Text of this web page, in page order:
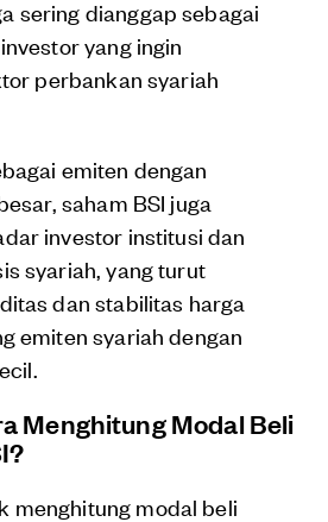
sering dianggap sebagai
yang ingin
perbankan syariah
emiten dengan
saham BSI juga
investor institusi dan
syariah, yang turut
dan stabilitas harga
emiten syariah dengan
Menghitung Modal Beli
menghitung modal beli